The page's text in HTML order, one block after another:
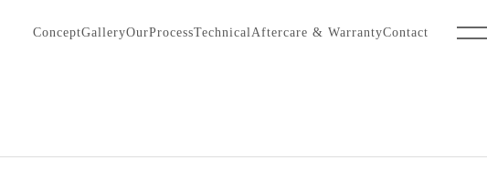
ConceptGalleryOurProcessTechnicalAftercare & WarrantyContact